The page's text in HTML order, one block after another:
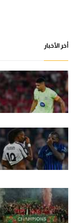
أخر الأخبار